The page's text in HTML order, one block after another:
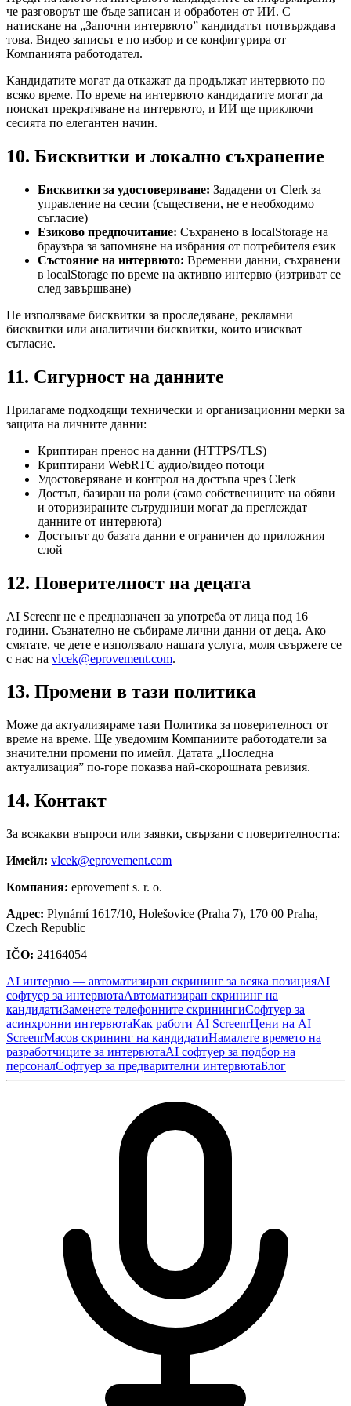
че разговорът ще бъде записан и обработен от ИИ. С
натискане на „Започни интервюто” кандидатът потвърждава
това. Видео записът е по избор и се конфигурира от
Компанията работодател.
Кандидатите могат да откажат да продължат интервюто по
всяко време. По време на интервюто кандидатите могат да
поискат прекратяване на интервюто, и ИИ ще приключи
сесията по елегантен начин.
10. Бисквитки и локално съхранение
Бисквитки за удостоверяване: Зададени от Clerk за
управление на сесии (съществени, не е необходимо
съгласие)
Езиково предпочитание: Съхранено в localStorage на
браузъра за запомняне на избрания от потребителя език
Състояние на интервюто: Временни данни, съхранени
в localStorage по време на активно интервю (изтриват се
след завършване)
Не използваме бисквитки за проследяване, рекламни
бисквитки или аналитични бисквитки, които изискват
съгласие.
11. Сигурност на данните
Прилагаме подходящи технически и организационни мерки за
защита на личните данни:
Криптиран пренос на данни (HTTPS/TLS)
Криптирани WebRTC аудио/видео потоци
Удостоверяване и контрол на достъпа чрез Clerk
Достъп, базиран на роли (само собствениците на обяви
и оторизираните сътрудници могат да преглеждат
данните от интервюта)
Достъпът до базата данни е ограничен до приложния
слой
12. Поверителност на децата
AI Screenr не е предназначен за употреба от лица под 16
години. Съзнателно не събираме лични данни от деца. Ако
смятате, че дете е използвало нашата услуга, моля свържете се
с нас на vlcek@eprovement.com.
13. Промени в тази политика
Може да актуализираме тази Политика за поверителност от
време на време. Ще уведомим Компаниите работодатели за
значителни промени по имейл. Датата „Последна
актуализация” по-горе показва най-скорошната ревизия.
14. Контакт
За всякакви въпроси или заявки, свързани с поверителността:
Имейл: vlcek@eprovement.com
Компания: eprovement s. r. o.
Адрес: Plynární 1617/10, Holešovice (Praha 7), 170 00 Praha,
Czech Republic
IČO: 24164054
AI интервю — автоматизиран скрининг за всяка позицияAI
софтуер за интервютаАвтоматизиран скрининг на
кандидатиЗаменете телефонните скринингиСофтуер за
асинхронни интервютаКак работи AI ScreenrЦени на AI
ScreenrМасов скрининг на кандидатиНамалете времето на
разработчиците за интервютаAI софтуер за подбор на
персоналСофтуер за предварителни интервютаБлог